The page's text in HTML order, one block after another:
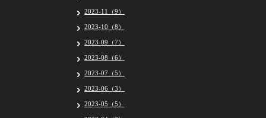
2023-11（9）
2023-10（8）
2023-09（7）
2023-08（6）
2023-07（5）
2023-06（3）
2023-05（5）